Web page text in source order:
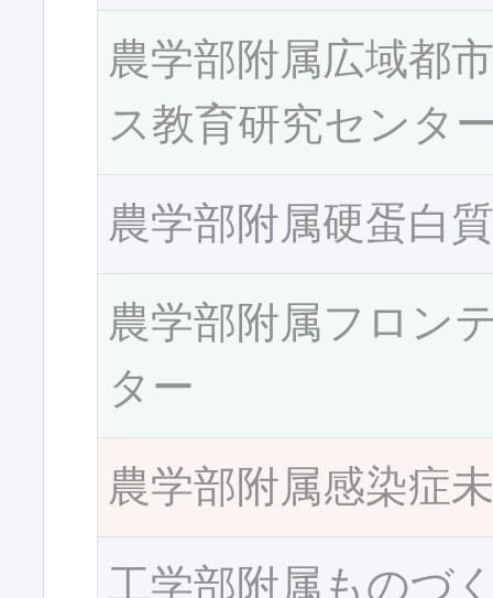
農学部附属広域都
ス教育研究センタ
農学部附属硬蛋白
農学部附属フロン
ター
農学部附属感染症
工学部附属ものづ